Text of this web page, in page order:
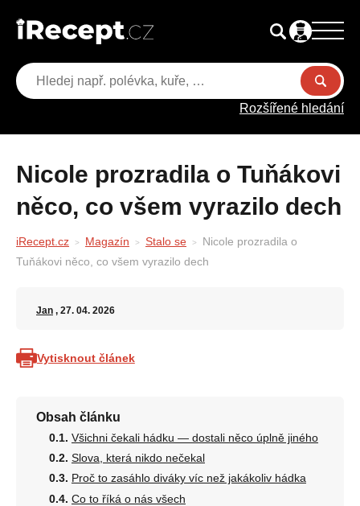
Rozšířené hledání
Nicole prozradila o Tuňákovi
něco, co všem vyrazilo dech
iRecept.cz Magazín Stalo se
Nicole prozradila o
Tuňákovi něco, co všem vyrazilo dech
Jan , 27. 04. 2026
Vytisknout článek
Obsah článku
Všichni čekali hádku — dostali něco úplně jiného
Slova, která nikdo nečekal
Proč to zasáhlo diváky víc než jakákoliv hádka
Co to říká o nás všech